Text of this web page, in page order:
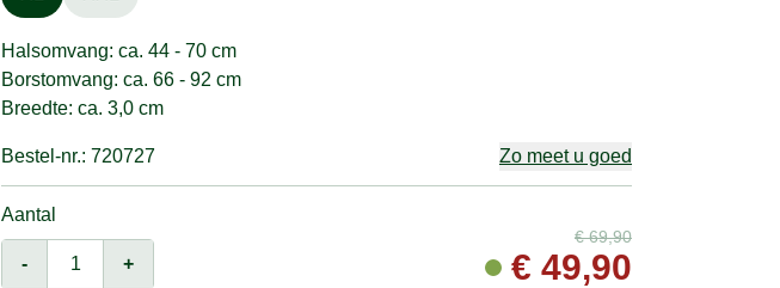
Halsomvang: ca. 44 - 70 cm
Borstomvang: ca. 66 - 92 cm
Breedte: ca. 3,0 cm
Bestel-nr.: 720727 Zo meet u goed
Aantal
- +
€69,90
€ 49,90